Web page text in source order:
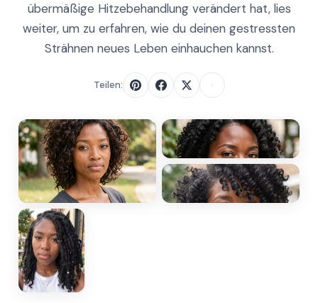
übermäßige Hitzebehandlung verändert hat, lies
weiter, um zu erfahren, wie du deinen gestressten
Strähnen neues Leben einhauchen kannst.
Teilen: